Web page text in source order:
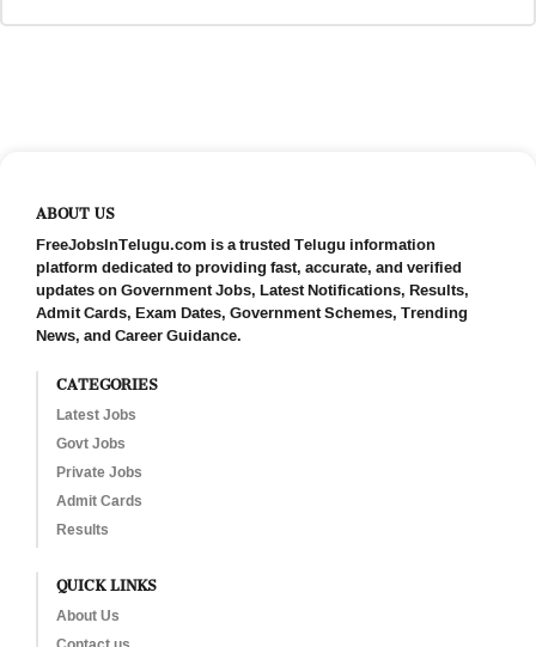
ABOUT US
FreeJobsInTelugu.com is a trusted Telugu information
platform dedicated to providing fast, accurate, and verified
updates on Government Jobs, Latest Notifications, Results,
Admit Cards, Exam Dates, Government Schemes, Trending
News, and Career Guidance.
CATEGORIES
Latest Jobs
Govt Jobs
Private Jobs
Admit Cards
Results
QUICK LINKS
About Us